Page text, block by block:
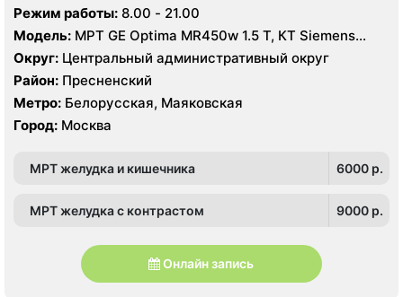
Режим работы: 8.00 - 21.00
Модель: МРТ GE Optima MR450w 1.5 T, КТ Siemens
Somatom 128 срезов, УЗИ GE Logiq 7
Округ: Центральный административный округ
Район: Пресненский
Метро: Белорусская, Маяковская
Город: Москва
МРТ желудка и кишечника 6000 p.
МРТ желудка с контрастом 9000 p.
Онлайн запись